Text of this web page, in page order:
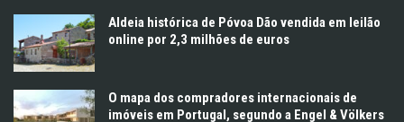
Aldeia histórica de Póvoa Dão vendida em leilão
online por 2,3 milhões de euros
O mapa dos compradores internacionais de
imóveis em Portugal, segundo a Engel & Völkers